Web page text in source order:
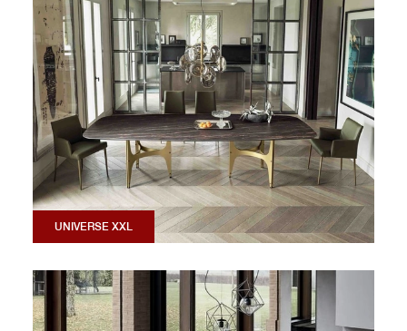
UNIVERSE XXL